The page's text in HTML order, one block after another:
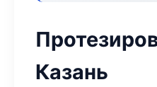
Казань